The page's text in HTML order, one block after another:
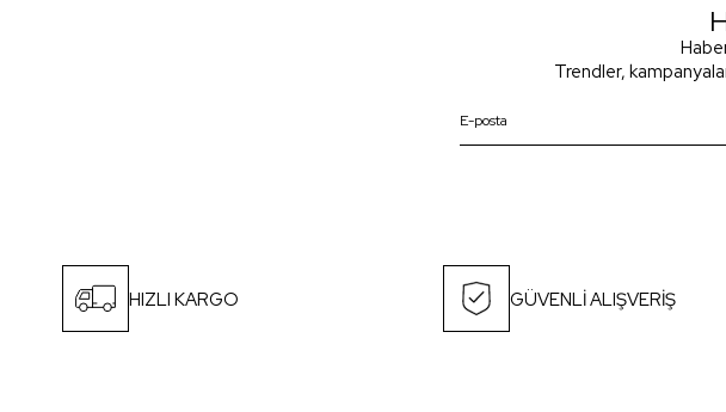
Trendler,
HIZLI KARGO GÜVENLİ ALIŞVERİŞ